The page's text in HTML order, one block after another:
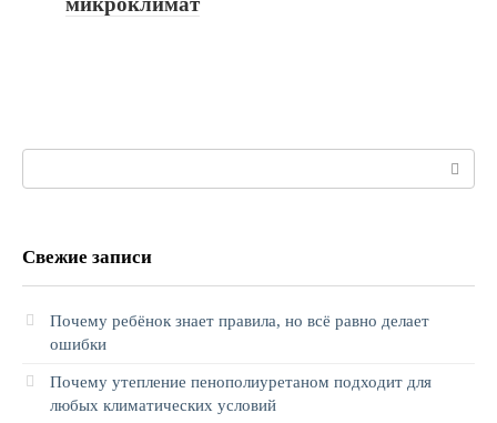
Свежие записи
Почему ребёнок знает правила, но всё равно делает
ошибки
Почему утепление пенополиуретаном подходит для
любых климатических условий